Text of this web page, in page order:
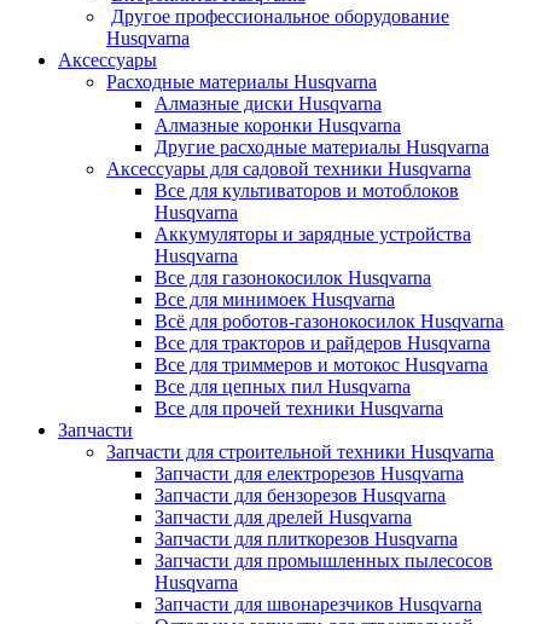
Другое профессиональное оборудование
Husqvarna
Аксессуары
Расходные материалы Husqvarna
Алмазные диски Husqvarna
Алмазные коронки Husqvarna
Другие расходные материалы Husqvarna
Аксессуары для садовой техники Husqvarna
Все для культиваторов и мотоблоков
Husqvarna
Аккумуляторы и зарядные устройства
Husqvarna
Все для газонокосилок Husqvarna
Все для минимоек Husqvarna
Всё для роботов-газонокосилок Husqvarna
Все для тракторов и райдеров Husqvarna
Все для триммеров и мотокос Husqvarna
Все для цепных пил Husqvarna
Все для прочей техники Husqvarna
Запчасти
Запчасти для строительной техники Husqvarna
Запчасти для електрорезов Husqvarna
Запчасти для бензорезов Husqvarna
Запчасти для дрелей Husqvarna
Запчасти для плиткорезов Husqvarna
Запчасти для промышленных пылесосов
Husqvarna
Запчасти для швонарезчиков Husqvarna